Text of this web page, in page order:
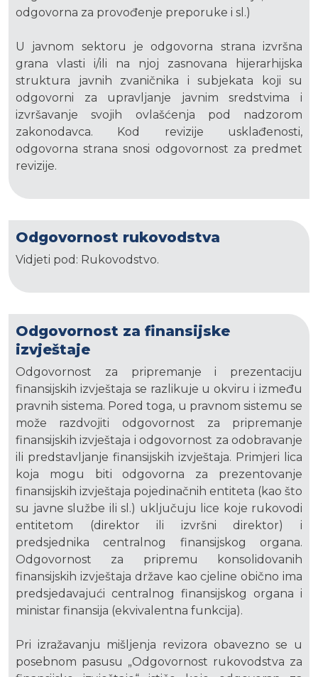
odgovorna za provođenje preporuke i sl.)
U javnom sektoru je odgovorna strana izvršna
grana vlasti i/ili na njoj zasnovana hijerarhijska
struktura javnih zvaničnika i subjekata koji su
odgovorni za upravljanje javnim sredstvima i
izvršavanje svojih ovlašćenja pod nadzorom
zakonodavca. Kod revizije usklađenosti,
odgovorna strana snosi odgovornost za predmet
revizije.
Odgovornost rukovodstva
Vidjeti pod: Rukovodstvo.
Odgovornost za finansijske
izvještaje
Odgovornost za pripremanje i prezentaciju
finansijskih izvještaja se razlikuje u okviru i između
pravnih sistema. Pored toga, u pravnom sistemu se
može razdvojiti odgovornost za pripremanje
finansijskih izvještaja i odgovornost za odobravanje
ili predstavljanje finansijskih izvještaja. Primjeri lica
koja mogu biti odgovorna za prezentovanje
finansijskih izvještaja pojedinačnih entiteta (kao što
su javne službe ili sl.) uključuju lice koje rukovodi
entitetom (direktor ili izvršni direktor) i
predsjednika centralnog finansijskog organa.
Odgovornost za pripremu konsolidovanih
finansijskih izvještaja države kao cjeline obično ima
predsjedavajući centralnog finansijskog organa i
ministar finansija (ekvivalentna funkcija).
Pri izražavanju mišljenja revizora obavezno se u
posebnom pasusu „Odgovornost rukovodstva za